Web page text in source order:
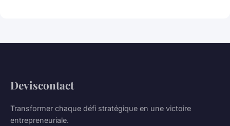
Deviscontact
Transformer chaque défi stratégique en une victoire
entrepreneuriale.